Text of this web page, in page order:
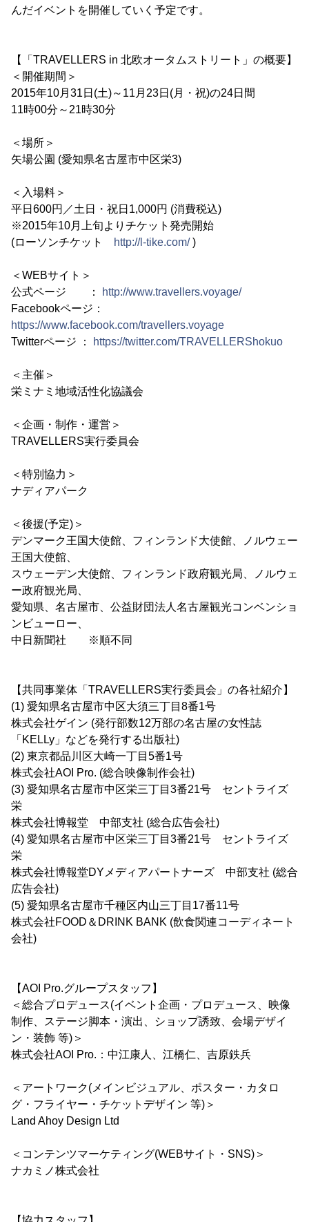
んだイベントを開催していく予定です。
【「TRAVELLERS in 北欧オータムストリート」の概要】
＜開催期間＞
2015年10月31日(土)～11月23日(月・祝)の24日間
11時00分～21時30分
＜場所＞
矢場公園 (愛知県名古屋市中区栄3)
＜入場料＞
平日600円／土日・祝日1,000円 (消費税込)
※2015年10月上旬よりチケット発売開始
(ローソンチケット
http://l-tike.com/)
＜WEBサイト＞
公式ページ ：
http://www.travellers.voyage/
Facebookページ：
https://www.facebook.com/travellers.voyage
Twitterページ ：
https://twitter.com/TRAVELLERShokuo
＜主催＞
栄ミナミ地域活性化協議会
＜企画・制作・運営＞
TRAVELLERS実行委員会
＜特別協力＞
ナディアパーク
＜後援(予定)＞
デンマーク王国大使館、フィンランド大使館、ノルウェー
王国大使館、
スウェーデン大使館、フィンランド政府観光局、ノルウェ
ー政府観光局、
愛知県、名古屋市、公益財団法人名古屋観光コンベンショ
ンビューロー、
中日新聞社 ※順不同
【共同事業体「TRAVELLERS実行委員会」の各社紹介】
(1) 愛知県名古屋市中区大須三丁目8番1号
株式会社ゲイン (発行部数12万部の名古屋の女性誌
「KELLy」などを発行する出版社)
(2) 東京都品川区大崎一丁目5番1号
株式会社AOI Pro. (総合映像制作会社)
(3) 愛知県名古屋市中区栄三丁目3番21号 セントライズ
栄
株式会社博報堂 中部支社 (総合広告会社)
(4) 愛知県名古屋市中区栄三丁目3番21号 セントライズ
栄
株式会社博報堂DYメディアパートナーズ 中部支社 (総合
広告会社)
(5) 愛知県名古屋市千種区内山三丁目17番11号
株式会社FOOD＆DRINK BANK (飲食関連コーディネート
会社)
【AOI Pro.グループスタッフ】
＜総合プロデュース(イベント企画・プロデュース、映像
制作、ステージ脚本・演出、ショップ誘致、会場デザイ
ン・装飾 等)＞
株式会社AOI Pro.：中江康人、江橋仁、吉原鉄兵
＜アートワーク(メインビジュアル、ポスター・カタロ
グ・フライヤー・チケットデザイン 等)＞
Land Ahoy Design Ltd
＜コンテンツマーケティング(WEBサイト・SNS)＞
ナカミノ株式会社